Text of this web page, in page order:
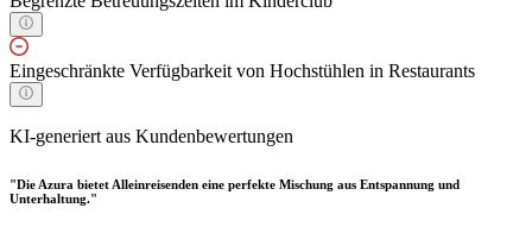
Eingeschränkte Verfügbarkeit von Hochstühlen in Restaurants
KI-generiert aus Kundenbewertungen
"Die Azura bietet Alleinreisenden eine perfekte Mischung aus Entspannung und
Unterhaltung."